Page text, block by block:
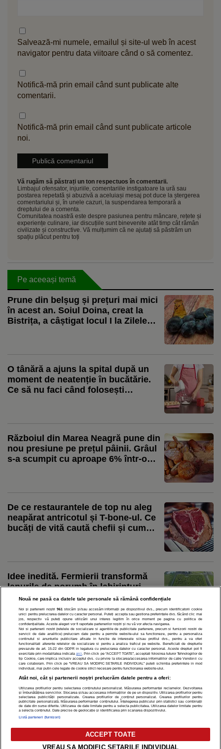
Salvează-mi numele, emailul și site-ul web în acest
navigator pentru data viitoare când o să comentez.
Notifică-mă prin email când sunt publicate alte
comentarii.
Notifică-mă prin email când sunt publicate articole
noi.
Vă rugăm să păstrați un ton respectuos în comentarii.
Limbajul ofensator, injuriile, comentariile instigatoare la ură sau
postarea repetată și abuzivă a aceluiași mesaj pot duce la ștergerea
comentariului și, în unele cazuri, la suspendarea temporară a
dreptului de a comenta.
Comunitatea noastră este despre pasiunea pentru mâncare, rețete și
experiențe culinare, iar discuțiile sunt binevenite atât timp cât rămân
civilizate și constructive. Vă mulțumim că ne ajutați să păstrăm un
spațiu plăcut pentru toți
Pe aceeași temă
Prune din belșug și prețuri mai mici
în acest an. Soiul Doina, creat la
Bistrița, a câștigat locul I la Zilele
O tânără a ajuns la spital după un
moment de neatenție în bucătărie.
Ce să nu faci când folosești
Războiul din Marea Neagră pune din
nou presiune pe prețul pâinii. Grâul
s-a scumpit cu aproape 6% într-o
De ce restaurantele de top nu aleg
neapărat antricotul și T-bone-ul. Ce
bucăți de vită caută chefii și cum
Idee inedită. Fermierii transformă
lanurile de porumb în labirinturi
uriașe pentru turiști
POLITICĂ DE CONFIDENȚIALITATE
DESPRE NOI
MODIFICĂ PREFERINȚE COOKIES
Modifică Setările Cookie
copyright © 2026
Citarea se poate face în limita a 250 de semne. Nici o instituţie sau persoană (site-
uri, instituţii mass-media, firme de monitorizare) nu poate reproduce integral
scrierile publicistice purtătoare de Drepturi de Autor.
Decizia ONJN nr. 1598/16.09.2021. Jocurile de noroc sunt interzise minorilor.
Nouă ne pasă ca datele tale personale să rămână confidențiale
Noi și partenerii noștri 961 stocăm și/sau accesăm informații pe dispozitivul dvs., precum identificatorii cookie
unici pentru prelucrarea datelor cu caracter personal. Puteți accepta sau gestiona preferințele dvs. făcând clic mai
jos, respectiv vă puteți opune utilizării unui interes legitim în orice moment pe pagina cu politica de
confidențialitate. Aceste alegeri vor fi raportate partenerilor noștri și nu vă vor afecta navigarea.
Noi si partenerii nostri (retelele de socializare si agentiile de publicitate partenere, precum si furnizorii nostri de
servicii de date analitice) prelucram date pentru a permite website-ului sa functioneze, pentru a personaliza
continutul si anunturile publicitare afisate in functie de interesele si/sau profilul dvs., pentru a va oferi
functionalitati aferente retelelor de socializare si pentru a analiza traficul pe website. Beneficiati de drepturile
prevazute de art. 15-22 din GDPR in legatura cu prelucrarea datelor cu caracter personal. Aceste drepturi pot fi
exercitate prin modalitatea indicataaici . Prin click pe “ACCEPT TOATE”, acceptati folosirea tuturor Tehnologiilor de
tip Cookie, care implica inclusiv acceptul dvs. cu privire la stocarea/accesarea informatiilor de catre Vendor-ii cu
care colaboram. Prin click pe “VREAU SA MODIFIC SETARILE INDIVIDUAL” puteti schimba preferintele in mod
individual, mai putin cele legate de cookie strict necesare pentru functionarea website-ului.
Atât noi, cât și partenerii noștri prelucrăm datele pentru a oferi:
Utilizarea profilurilor pentru selectarea conținutului personalizat. Măsurarea performanței reclamelor. Dezvoltarea
și îmbunătățirea serviciilor. Stocarea și/sau accesarea informațiilor de pe un dispozitiv. Utilizarea profilurilor pentru
selectarea publicității personalizate. Crearea profilurilor de conținut personalizat. Crearea profilurilor pentru
publicitate personalizată. Măsurarea performanței conținutului. Înțelegerea publicului prin statistici sau combinații
de date din surse diferite. Utilizarea de date limitate pentru a selecta publicitatea. Utilizarea datelor limitate pentru
a selecta conținutul. Date precise de geolocație și identificarea prin scanarea dispozitivului.
Listă parteneri (furnizori)
ACCEPT TOATE
VREAU SA MODIFIC SETARILE INDIVIDUAL